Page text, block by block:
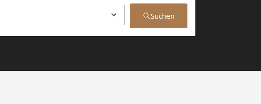
Suchen